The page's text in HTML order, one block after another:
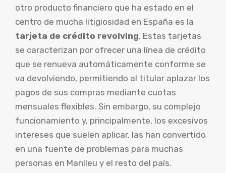
otro producto financiero que ha estado en el
centro de mucha litigiosidad en España es la
tarjeta de crédito revolving. Estas tarjetas
se caracterizan por ofrecer una línea de crédito
que se renueva automáticamente conforme se
va devolviendo, permitiendo al titular aplazar los
pagos de sus compras mediante cuotas
mensuales flexibles. Sin embargo, su complejo
funcionamiento y, principalmente, los excesivos
intereses que suelen aplicar, las han convertido
en una fuente de problemas para muchas
personas en Manlleu y el resto del país.